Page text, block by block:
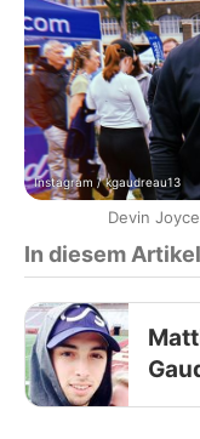
Instagram / kgaudreau13
Devin
In diesem Artikel